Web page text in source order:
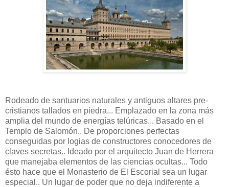
Rodeado de santuarios naturales y antiguos altares pre-
cristianos tallados en piedra... Emplazado en la zona más
amplia del mundo de energías telúricas... Basado en el
Templo de Salomón.. De proporciones perfectas
conseguidas por logias de constructores conocedores de
claves secretas.. Ideado por el arquitecto Juan de Herrera
que manejaba elementos de las ciencias ocultas... Todo
ésto hace que el Monasterio de El Escorial sea un lugar
especial.. Un lugar de poder que no deja indiferente a